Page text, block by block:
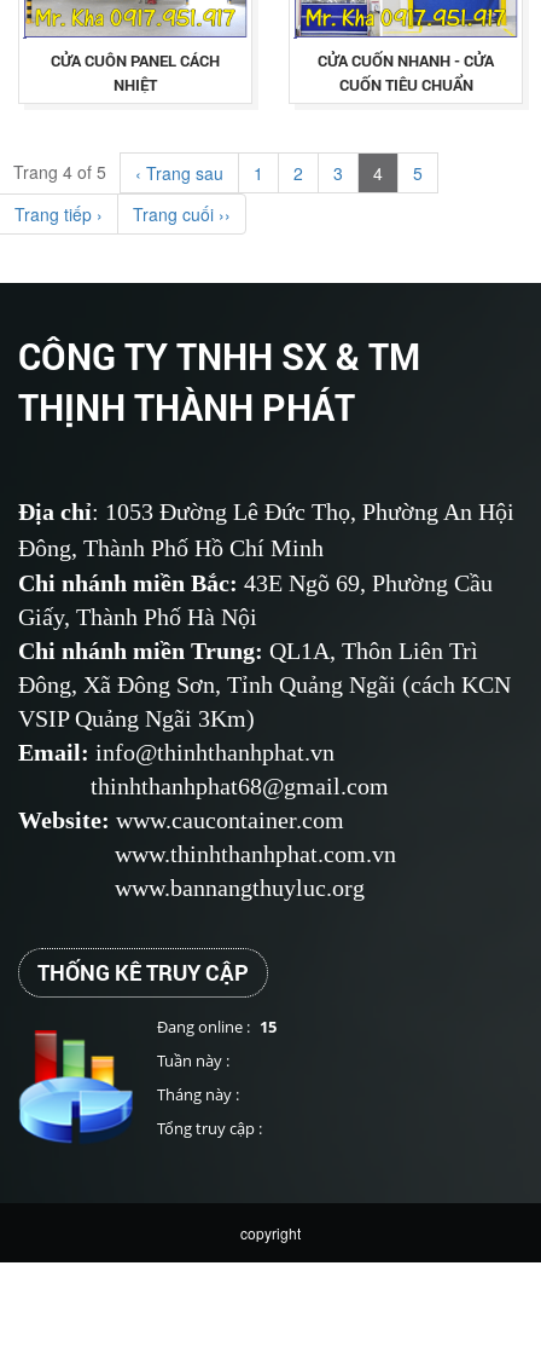
CỬA CUÔN PANEL CÁCH
NHIỆT
CỬA CUỐN NHANH - CỬA
CUỐN TIÊU CHUẨN
Trang 4 of 5 ‹ Trang sau 1 2 3 4
5
Trang tiếp ›
Trang cuối ››
CÔNG TY TNHH SX & TM
THỊNH THÀNH PHÁT
Địa chỉ: 1053 Đường Lê Đức Thọ, Phường An Hội
Đông, Thành Phố Hồ Chí Minh
Chi nhánh miền Bắc: 43E Ngõ 69, Phường Cầu
Giấy, Thành Phố Hà Nội
Chi nhánh miền Trung: QL1A, Thôn Liên Trì
Đông, Xã Đông Sơn, Tỉnh Quảng Ngãi (cách KCN
VSIP Quảng Ngãi 3Km)
Email: info@thinhthanhphat.vn
thinhthanhphat68@gmail.com
Website: www.caucontainer.com
www.thinhthanhphat.com.vn
www.bannangthuyluc.org
THỐNG KÊ TRUY CẬP
Đang online : 15
Tuần này :
Tháng này :
Tổng truy cập :
copyright